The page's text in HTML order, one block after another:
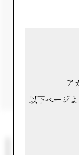
このメーカ
ア
以下ページ